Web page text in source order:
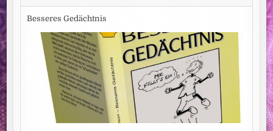
Besseres Gedächtnis